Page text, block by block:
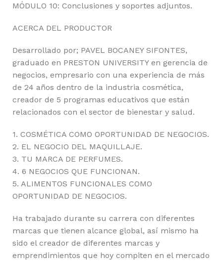
MÓDULO 10: Conclusiones y soportes adjuntos.
ACERCA DEL PRODUCTOR
Desarrollado por; PAVEL BOCANEY SIFONTES,
graduado en PRESTON UNIVERSITY en gerencia de
negocios, empresario con una experiencia de más
de 24 años dentro de la industria cosmética,
creador de 5 programas educativos que están
relacionados con el sector de bienestar y salud.
1. COSMÉTICA COMO OPORTUNIDAD DE NEGOCIOS.
2. EL NEGOCIO DEL MAQUILLAJE.
3. TU MARCA DE PERFUMES.
4. 6 NEGOCIOS QUE FUNCIONAN.
5. ALIMENTOS FUNCIONALES COMO
OPORTUNIDAD DE NEGOCIOS.
Ha trabajado durante su carrera con diferentes
marcas que tienen alcance global, así mismo ha
sido el creador de diferentes marcas y
emprendimientos que hoy compiten en el mercado